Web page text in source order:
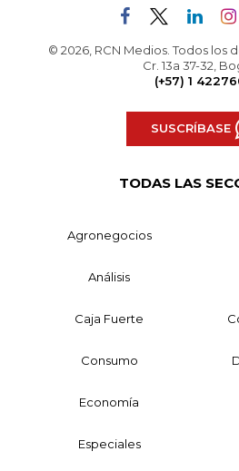
© 2026, RCN Medios. Todos los
Cr. 13a 37-32,
(+57) 1
SUSCRÍBASE
TODAS LAS
Agronegocios
Análisis
Caja Fuerte
Consumo
Economía
Especiales